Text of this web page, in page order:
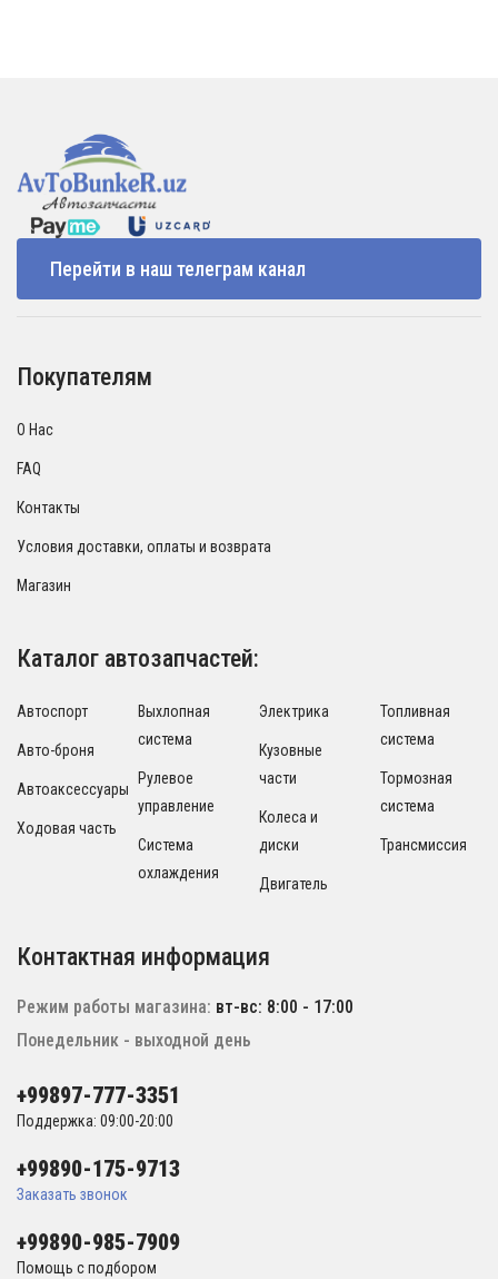
Перейти в наш телеграм канал
Покупателям
О Нас
FAQ
Контакты
Условия доставки, оплаты и возврата
Магазин
Каталог автозапчастей:
Автоспорт
Авто-броня
Автоаксессуары
Ходовая часть
Выхлопная
система
Рулевое
управление
Система
охлаждения
Электрика
Кузовные
части
Колеса и
диски
Двигатель
Топливная
система
Тормозная
система
Трансмиссия
Контактная информация
Режим работы магазина: вт-вс: 8:00 - 17:00
Понедельник - выходной день
+99897-777-3351
Поддержка: 09:00-20:00
+99890-175-9713
Заказать звонок
+99890-985-7909
Помощь с подбором